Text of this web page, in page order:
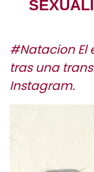
#Natacion El
tras una
Instagram.